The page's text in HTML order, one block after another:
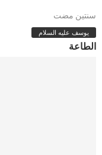
سنتين مضت
يوسف عليه السلام
الطاعة